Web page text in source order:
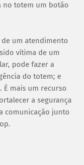
no totem um botão
de um atendimento
vítima de um
pode fazer a
do totem; e
mais um recurso
a segurança
comunicação junto